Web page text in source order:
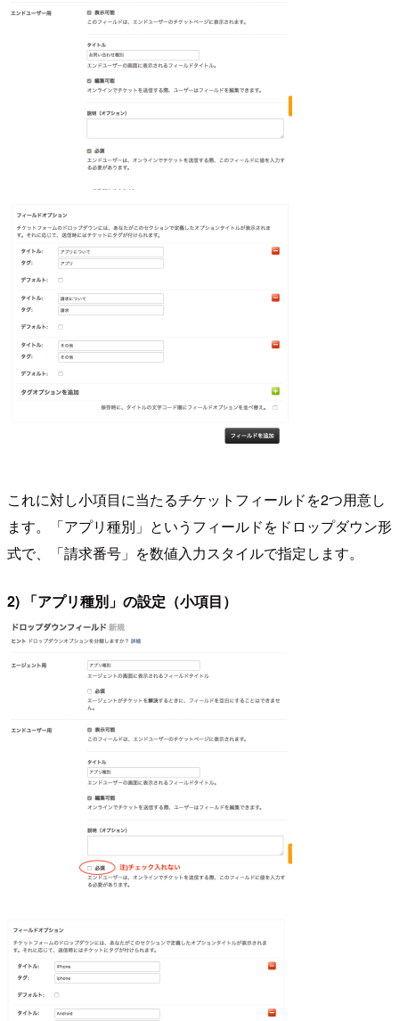
これに対し小項目に当たるチケットフィールドを2つ用意し
ます。「アプリ種別」というフィールドをドロップダウン形
式で、「請求番号」を数値入力スタイルで指定します。
2) 「アプリ種別」の設定（小項目）